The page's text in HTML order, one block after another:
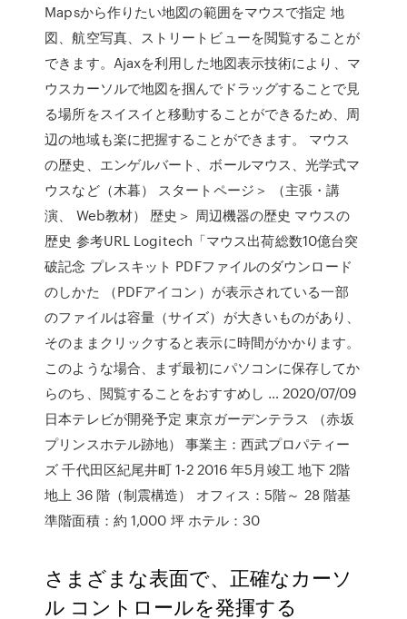
Mapsから作りたい地図の範囲をマウスで指定 地
図、航空写真、ストリートビューを閲覧することが
できます。Ajaxを利用した地図表示技術により、マ
ウスカーソルで地図を掴んでドラッグすることで見
る場所をスイスイと移動することができるため、周
辺の地域も楽に把握することができます。 マウス
の歴史、エンゲルバート、ボールマウス、光学式マ
ウスなど（木暮） スタートページ＞ （主張・講
演、 Web教材） 歴史＞ 周辺機器の歴史 マウスの
歴史 参考URL Logitech「マウス出荷総数10億台突
破記念 プレスキット PDFファイルのダウンロード
のしかた （PDFアイコン）が表示されている一部
のファイルは容量（サイズ）が大きいものがあり、
そのままクリックすると表示に時間がかかります。
このような場合、まず最初にパソコンに保存してか
らのち、閲覧することをおすすめし … 2020/07/09
日本テレビが開発予定 東京ガーデンテラス （赤坂
プリンスホテル跡地） 事業主：西武プロパティー
ズ 千代田区紀尾井町 1-2 2016 年5月竣工 地下 2階
地上 36 階（制震構造） オフィス：5階～ 28 階基
準階面積：約 1,000 坪 ホテル：30
さまざまな表面で、正確なカーソ
ル コントロールを発揮する